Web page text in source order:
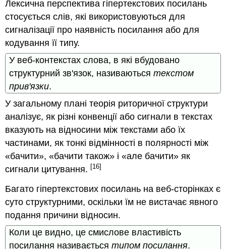
Лексична перспектива гіпертекстових посилань
стосується слів, які використовуються для
сигналізації про наявність посилання або для
кодування її типу.
У веб-контекстах слова, в які вбудовано
структурний зв'язок, називаютьсятекстом
прив'язки.
У загальному плані теорія риторичної структури
аналізує, як різні конвенції або сигнали в текстах
вказують на відносини між текстами або їх
частинами, як тонкі відмінності в полярності між
«бачити», «бачити також» і «але бачити» як
сигнали цитування. [16]
Багато гіпертекстових посилань на веб-сторінках є
суто структурними, оскільки їм не вистачає явного
подання причини відносин.
Коли це видно, це смислове властивість
посилання називаєтьсятипом посилання.